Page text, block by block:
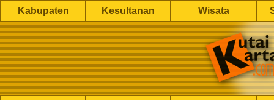
Kabupaten Kesultanan Wisata